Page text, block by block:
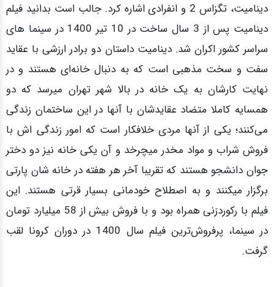
دینامیت، تگزاس 2 و انفرادی اشاره کرد. جالب است بدانید فیلم
دینامیت پس از 3 سال ساخت در 10 تیر 1400 در سینما های
سراسر کشور اکران شد. دینامیت داستان دو برادر ارزشی با عقاید
سفت و سخت مذهبی است که به دنبال خانه‌ای هستند و در
نهایت کارشان به یک خانه در بالا شهر تهران میرسد که دو
همسایه کاملا متضاد عقایدشان با آنها در این ساختمان زندگی
می‌کنند؛ یکی از آنها مردی خلافکار است که امور زندگی اش با
فروش شراب و مواد مخدر میچرخد و آن یکی خانه نیز دو دختر
جوان دانشجو هستند که تقریبا آخر هر هفته در خانه شان پارتی
برگزار میکنند و به اصطلاح خودمانی بسیار قرتی هستند. این
فیلم با رکوردزنی همراه بود و با فروش بیش از 58 میلیارد تومان
در سینما، پرفروش‌ترین فیلم سال 1400 در دوران کرونا لقب
گرفت.